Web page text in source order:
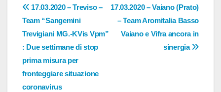
Navigazione
articoli
17.03.2020 – Vaiano (Prato)
– Team Aromitalia Basso
Vaiano e Vifra ancora in
sinergia
17.03.2020 – Treviso –
Team “Sangemini
Trevigiani MG.-KVis Vpm”
: Due settimane di stop
prima misura per
fronteggiare situazione
coronavirus